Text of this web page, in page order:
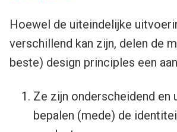
Hoewel de uiteindelijke
verschillend kan zijn, delen de
beste) design principles een
Ze zijn onderscheidend en
bepalen (mede) de